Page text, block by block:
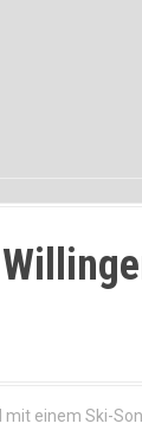
einem Ski-